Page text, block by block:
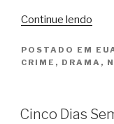
Continue lendo
The
POSTADO EM
CRIME , DRAMA ,
Cinco Dias